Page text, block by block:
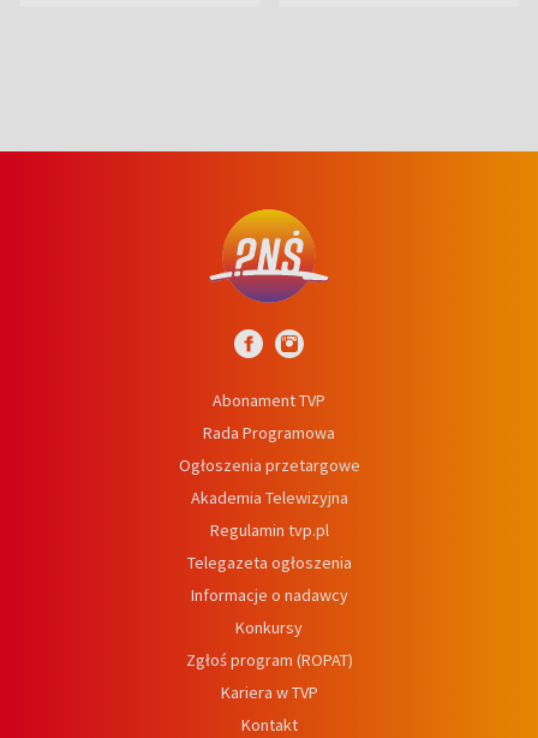
Abonament TVP
Rada Programowa
Ogłoszenia przetargowe
Akademia Telewizyjna
Regulamin tvp.pl
Telegazeta ogłoszenia
Informacje o nadawcy
Konkursy
Zgłoś program (ROPAT)
Kariera w TVP
Kontakt